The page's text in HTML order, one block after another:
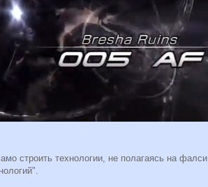
строить технологии, не полагаясь на фалси,